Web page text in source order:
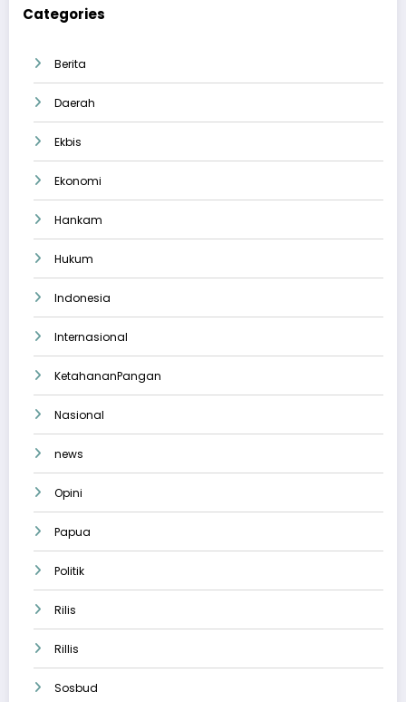
Categories
Berita
Daerah
Ekbis
Ekonomi
Hankam
Hukum
Indonesia
Internasional
KetahananPangan
Nasional
news
Opini
Papua
Politik
Rilis
Rillis
Sosbud